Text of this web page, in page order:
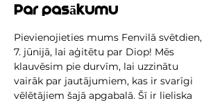
Par pasākumu
Pievienojieties mums Fenvilā svētdien,
7. jūnijā, lai aģitētu par Diop! Mēs
klauvēsim pie durvīm, lai uzzinātu
vairāk par jautājumiem, kas ir svarīgi
vēlētājiem šajā apgabalā. Šī ir lieliska